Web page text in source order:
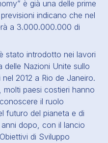
è già una delle prime
indicano che nel
a 3.000.000.000 di
stato introdotto nei lavori
delle Nazioni Unite sullo
2012 a Rio de Janeiro.
paesi costieri hanno
il ruolo
futuro del pianeta e di
dopo, con il lancio
di Sviluppo